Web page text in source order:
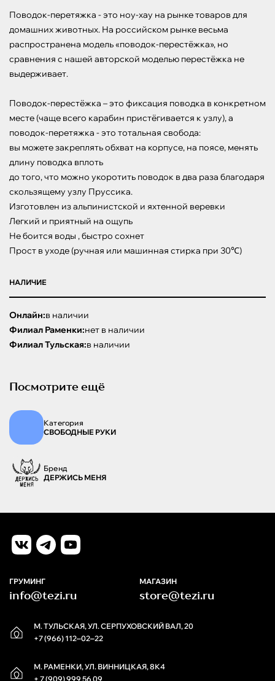
Поводок-перетяжка - это ноу-хау на рынке товаров для
домашних животных. На российском рынке весьма
распространена модель «поводок-перестёжка», но
сравнения с нашей авторской моделью перестёжка не
выдерживает.
Поводок-перестёжка – это фиксация поводка в конкретном
месте (чаще всего карабин пристёгивается к узлу), а
поводок-перетяжка - это тотальная свобода:
вы можете закреплять обхват на корпусе, на поясе, менять
длину поводка вплоть
до того, что можно укоротить поводок в два раза благодаря
скользящему узлу Пруссика.
Изготовлен из альпинистской и яхтенной веревки
Легкий и приятный на ощупь
Не боится воды , быстро сохнет
Прост в уходе (ручная или машинная стирка при 30℃)
НАЛИЧИЕ
Онлайн:в наличии
Филиал Раменки:нет в наличии
Филиал Тульская:в наличии
Посмотрите ещё
Категория
СВОБОДНЫЕ РУКИ
Бренд
ДЕРЖИСЬ МЕНЯ
М. ТУЛЬСКАЯ, УЛ. СЕРПУХОВСКИЙ ВАЛ, 20
+7 (966) 112‒02‒22
М. РАМЕНКИ, УЛ. ВИННИЦКАЯ, 8К4
+ 7 (909) 999 56 09
ГРУМИНГ
info@tezi.ru
МАГАЗИН
store@tezi.ru